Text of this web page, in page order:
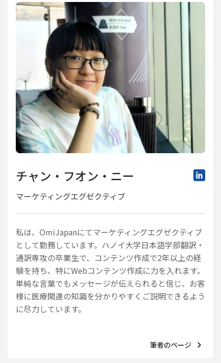
チャン・フオン・ニー
マーケティングエグゼクティブ
私は、OmiJapanにてマーケティングエグゼクティブ
として勤務しています。ハノイ大学日本語学部翻訳・
通訳専攻の卒業生で、コンテンツ作成で2年以上の経
験を持ち、特にWebコンテンツ作成に力を入れます。
単純な言葉でもメッセージが伝えられると信じ、お客
様に医療関連の知識を分かりやすくご説明できるよう
に尽力しています。
筆者のページ